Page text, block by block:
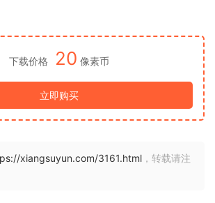
下载价格 20 像素币
立即购买
xiangsuyun.com/3161.html ，转载请注